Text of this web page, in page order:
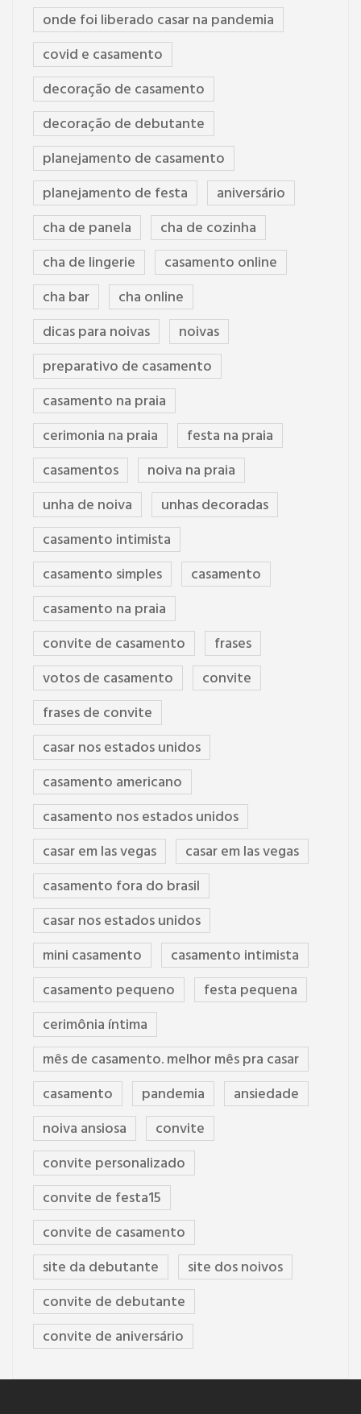
onde foi liberado casar na pandemia
covid e casamento
decoração de casamento
decoração de debutante
planejamento de casamento
planejamento de festa
aniversário
cha de panela
cha de cozinha
cha de lingerie
casamento online
cha bar
cha online
dicas para noivas
noivas
preparativo de casamento
casamento na praia
cerimonia na praia
festa na praia
casamentos
noiva na praia
unha de noiva
unhas decoradas
casamento intimista
casamento simples
casamento
casamento na praia
convite de casamento
frases
votos de casamento
convite
frases de convite
casar nos estados unidos
casamento americano
casamento nos estados unidos
casar em las vegas
casar em las vegas
casamento fora do brasil
casar nos estados unidos
mini casamento
casamento intimista
casamento pequeno
festa pequena
cerimônia íntima
mês de casamento. melhor mês pra casar
casamento
pandemia
ansiedade
noiva ansiosa
convite
convite personalizado
convite de festa15
convite de casamento
site da debutante
site dos noivos
convite de debutante
convite de aniversário